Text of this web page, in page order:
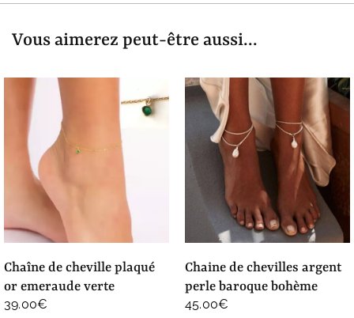
Vous aimerez peut-être aussi...
chaîne de cheville plaqué
or emeraude verte
39.00€
chaine de chevilles argent
perle baroque bohème
45.00€